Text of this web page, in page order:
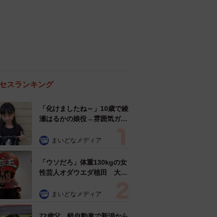
スランキング
「化けましたね～」10歳で綾
瀬はるかの娘役→雰囲気ガラ
雰囲気が」「宝塚に入れそ
まいどなメディア
「ウソだろ」体重130kgの女
性芸人オダウエダ植田 大学
で」 まいどなメディア